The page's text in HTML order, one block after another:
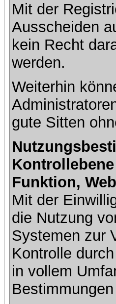
Mit der
Ausscheiden
kein Recht
werden.
Weiterhin
gute Sitten
Funktion,
Mit der
die Nutzung
Systemen zur
Kontrolle
in vollem